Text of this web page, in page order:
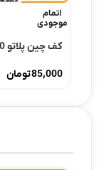
اتمام
موجودی
کف چین پلاتو PLATO170
85,000تومان